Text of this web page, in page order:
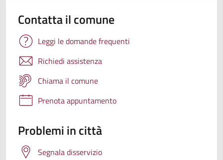
Contatta il comune
Leggi le domande frequenti
Richiedi assistenza
Chiama il comune
Prenota appuntamento
Problemi in città
Segnala disservizio